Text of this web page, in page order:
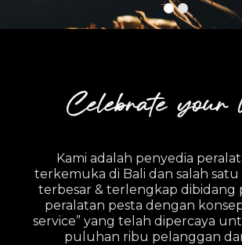
Kami adalah penyedia
terkemuka di Bali dan salah
terbesar & terlengkap dibidang
peralatan pesta dengan
service” yang telah dipercaya
puluhan ribu pelanggan